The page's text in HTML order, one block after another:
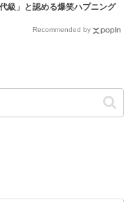
代級」と認める爆笑ハプニング
Recommended by